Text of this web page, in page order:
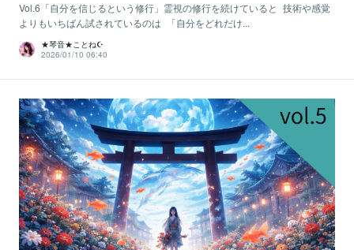
Vol.6「自分を信じるという修行」霊視の修行を続けていると 技術や感覚
よりもいちばん試されているのは 「自分をどれだけ...
★琴音★ことね☪️
2026/01/10 06:40